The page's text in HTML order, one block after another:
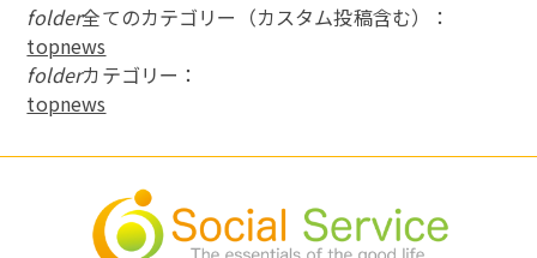
folder全てのカテゴリー（カスタム投稿含む）：
topnews
folderカテゴリー：
topnews